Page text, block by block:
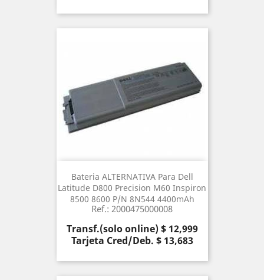
Bateria ALTERNATIVA Para Dell
Latitude D800 Precision M60 Inspiron
8500 8600 P/N 8N544 4400mAh
Ref.: 2000475000008
Precio
Transf.(solo online) $ 12,999
Tarjeta Cred/Deb. $ 13,683